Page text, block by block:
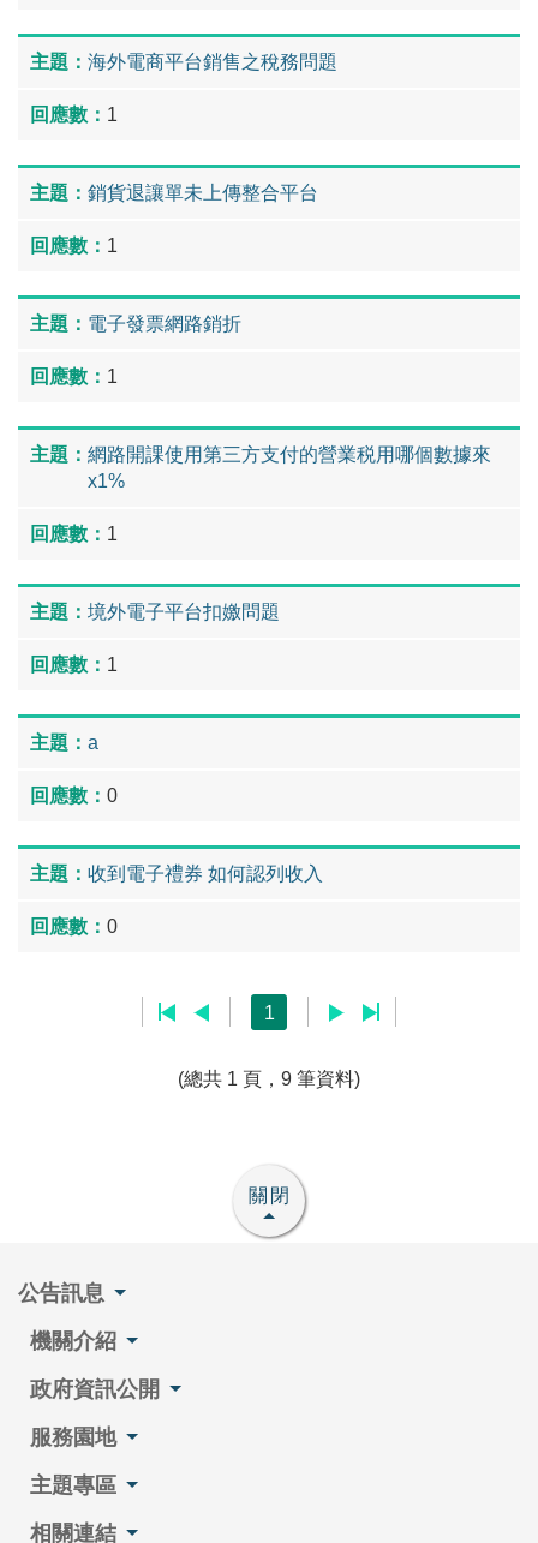
海外電商平台銷售之稅務問題
1
銷貨退讓單未上傳整合平台
1
電子發票網路銷折
1
網路開課使用第三方支付的營業税用哪個數據來
x1%
1
境外電子平台扣嬓問題
1
a
0
收到電子禮券 如何認列收入
0
1
(總共 1 頁，9 筆資料)
關閉
公告訊息
機關介紹
政府資訊公開
服務園地
主題專區
相關連結